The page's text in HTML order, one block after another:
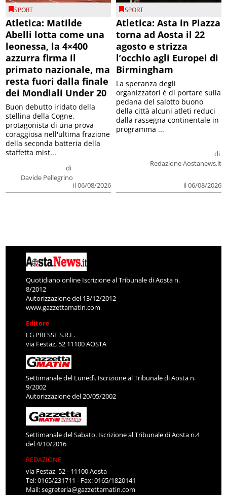
SPORT
Atletica: Matilde
Abelli lotta come una
leonessa, la 4×400
azzurra firma il
primato nazionale, ma
resta fuori dalla finale
dei Mondiali Under 20
di
Davide Pellegrino
il 06/08/2026
Buon debutto iridato della
stellina della Cogne,
protagonista di una prova
coraggiosa nell'ultima frazione
della seconda batteria della
staffetta mist...
SPORT
Atletica: Asta in Piazza
torna ad Aosta il 22
agosto e strizza
l’occhio agli Europei di
Birmingham
di
Redazione Aostanews.it
il 06/08/2026
La speranza degli
organizzatori è di portare sulla
pedana del salotto buono
della città alcuni atleti reduci
dalla rassegna continentale in
programma ...
Quotidiano online Iscrizione al Tribunale di Aosta n.
8/2012
Autorizzazione del 13/12/2012
www.gazzettamatin.com
Editore
LG PRESSE S.R.L.
via Festaz, 52 11100 AOSTA
Settimanale del Lunedì. Iscrizione al Tribunale di Aosta n.
9/2002
Autorizzazione del 20/05/2002
Settimanale del Sabato. Iscrizione al Tribunale di Aosta n.4
del 4/10/2016
REDAZIONE
via Festaz, 52 - 11100 Aosta
Tel: 0165/231711 - Fax: 0165/1820141
Mail:segreteria@gazzettamatin.com